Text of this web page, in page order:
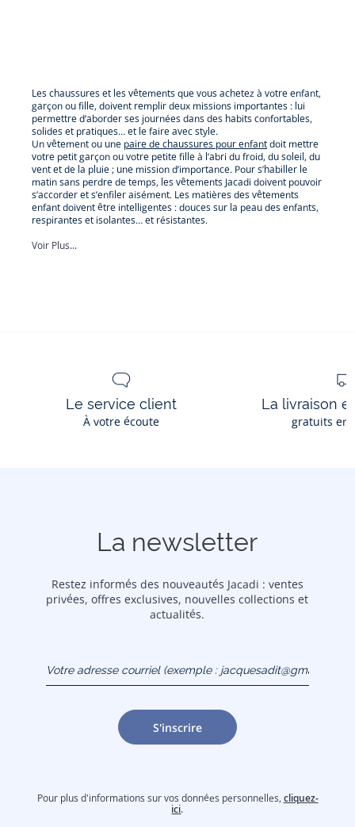
Les chaussures et les vêtements que vous achetez à votre enfant,
garçon ou fille, doivent remplir deux missions importantes : lui
permettre d’aborder ses journées dans des habits confortables,
solides et pratiques… et le faire avec style.
Un vêtement ou une paire de chaussures pour enfantdoit mettre
votre petit garçon ou votre petite fille à l’abri du froid, du soleil, du
vent et de la pluie ; une mission d’importance. Pour s’habiller le
matin sans perdre de temps, les vêtements Jacadi doivent pouvoir
s’accorder et s’enfiler aisément. Les matières des vêtements
enfant doivent être intelligentes : douces sur la peau des enfants,
respirantes et isolantes… et résistantes.
Voir Plus...
Le service client
À votre écoute
La livraison
gratuits en
La newsletter
Restez informés des nouveautés Jacadi : ventes
privées, offres exclusives, nouvelles collections et
actualités.
(exemple :
jacquesadit@gmail.com)
S'inscrire
Pour plus d'informations sur vos données personnelles, cliquez-
ici.